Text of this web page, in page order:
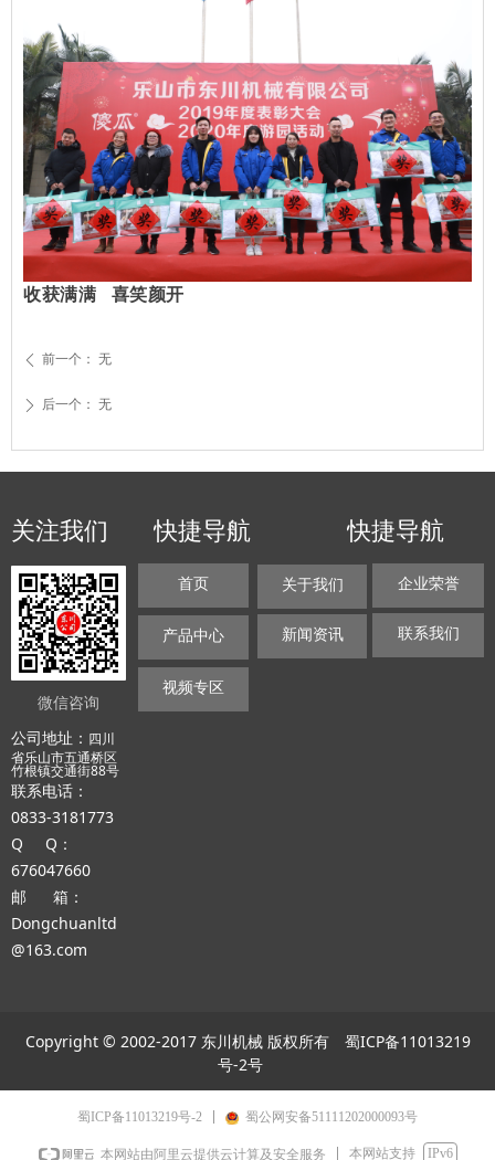
收获满满 喜笑颜开
ꄴ 前一个： 无
ꄲ 后一个： 无
关注我们
微信咨询
快捷导航
首页
产品中心
关于我们
新闻资讯
企业荣誉
视频专区
联系我们
快捷导航
公司地址： 四川
省乐山市五通桥区
竹根镇交通街88号
联系电话：
0833-3181773
Q Q：
676047660
邮 箱：
Dongchuanltd
@163.com
Copyright © 2002-2017 东川机械 版权所有 蜀ICP备11013219
号-2号
蜀ICP备11013219号-2 蜀公网安备51111202000093号
本网站由阿里云提供云计算及安全服务 本网站支持 IPv6